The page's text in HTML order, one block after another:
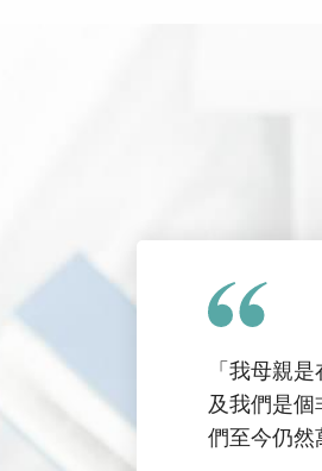
「我母親
及我們是
們至今仍然